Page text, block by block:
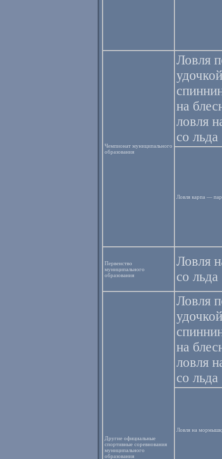
Чемпионат муниципального
образования
Ловля
на
ловля
со льда
Ловля карпа —
Первенство
муниципального
образования
Ловля
со льда
Другие официальные
спортивные соревнования
муниципального
образования
Ловля
на
ловля
со льда
Ловля на